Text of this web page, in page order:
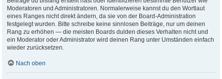
Moderatoren und Administratoren. Normalerweise kannst du den Wortlaut
eines Ranges nicht direkt ändern, da sie von der Board-Administration
festgelegt wurden. Bitte schreibe keine sinnlosen Beiträge, nur um deinen
Rang zu erhöhen — die meisten Boards dulden dieses Verhalten nicht und
ein Moderator oder Administrator wird deinen Rang unter Umständen einfach
wieder zurücksetzen.
Nach oben